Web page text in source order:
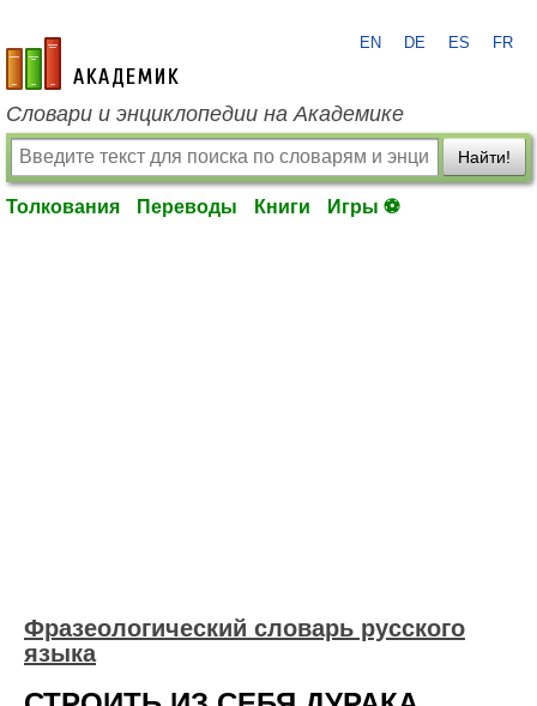
academic.ru
EN DE ES FR
Словари и энциклопедии на Академике
Найти!
Толкования Переводы Книги Игры ⚽
Фразеологический словарь русского
языка